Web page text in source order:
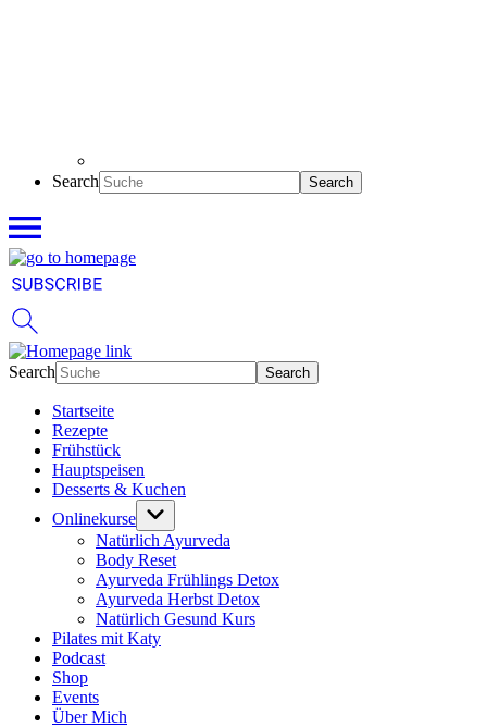
Search
Search
Startseite
Rezepte
Frühstück
Hauptspeisen
Desserts & Kuchen
Onlinekurse
Natürlich Ayurveda
Body Reset
Ayurveda Frühlings Detox
Ayurveda Herbst Detox
Natürlich Gesund Kurs
Pilates mit Katy
Podcast
Shop
Events
Über Mich